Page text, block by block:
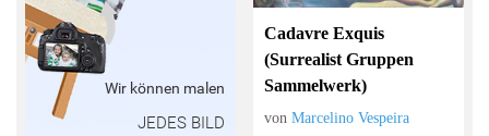
Wir können malen
JEDES BILD
Cadavre Exquis
(Surrealist Gruppen
Sammelwerk)
vonMarcelino Vespeira